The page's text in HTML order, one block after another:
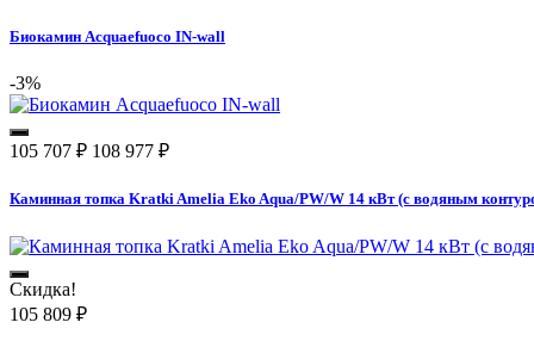
Биокамин Acquaefuoco IN-wall
-3%
105 707 ₽ 108 977 ₽
Каминная топка Kratki Amelia Eko Aqua/PW/W 14 кВт (с водяным
Скидка!
105 809 ₽